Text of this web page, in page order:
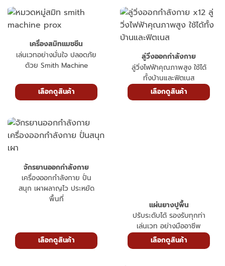
เครื่องสมิทแมชชีน
เล่นเวทอย่างมั่นใจ ปลอดภัย
ด้วย Smith Machine
เลือกดูสินค้า
ลู่วิ่งออกกำลังกาย
ลู่วิ่งไฟฟ้าคุณภาพสูง ใช้ได้
ทั้งบ้านและฟิตเนส
เลือกดูสินค้า
จักรยานออกกำลังกาย
เครื่องออกกำลังกาย ปั่น
สนุก เผาผลาญไว ประหยัด
พื้นที่
เลือกดูสินค้า